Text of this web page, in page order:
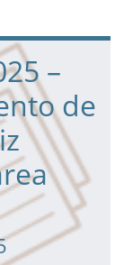
–
de